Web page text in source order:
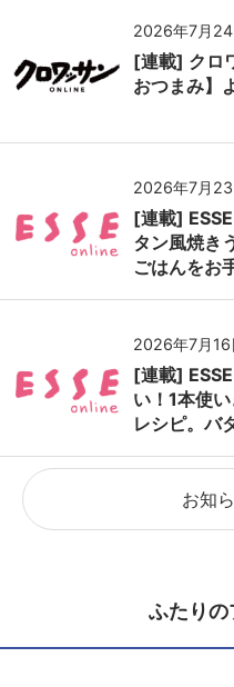
2026年7月24
[連載] クロ
おつまみ】
2026年7月23
[連載]
タン風焼き
ごはんをお
2026年7月16
[連載]
い！1本使
レシピ。バ
お知
ふたりの